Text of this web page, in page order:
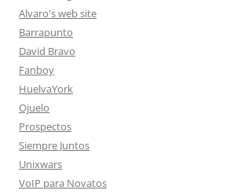
Alvaro's web site
Barrapunto
David Bravo
Fanboy
HuelvaYork
Ojuelo
Prospectos
Siempre Juntos
Unixwars
VoIP para Novatos